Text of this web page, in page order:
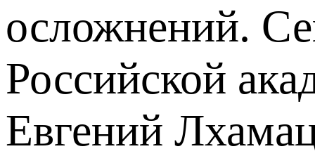
осложнений.
Российской
Евгений